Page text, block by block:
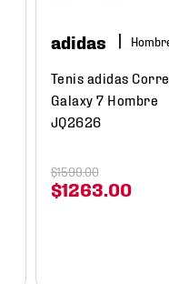
adidas
Tenis adidas
Galaxy 7 Hombre
JQ2626
$1263 00
$1599.00